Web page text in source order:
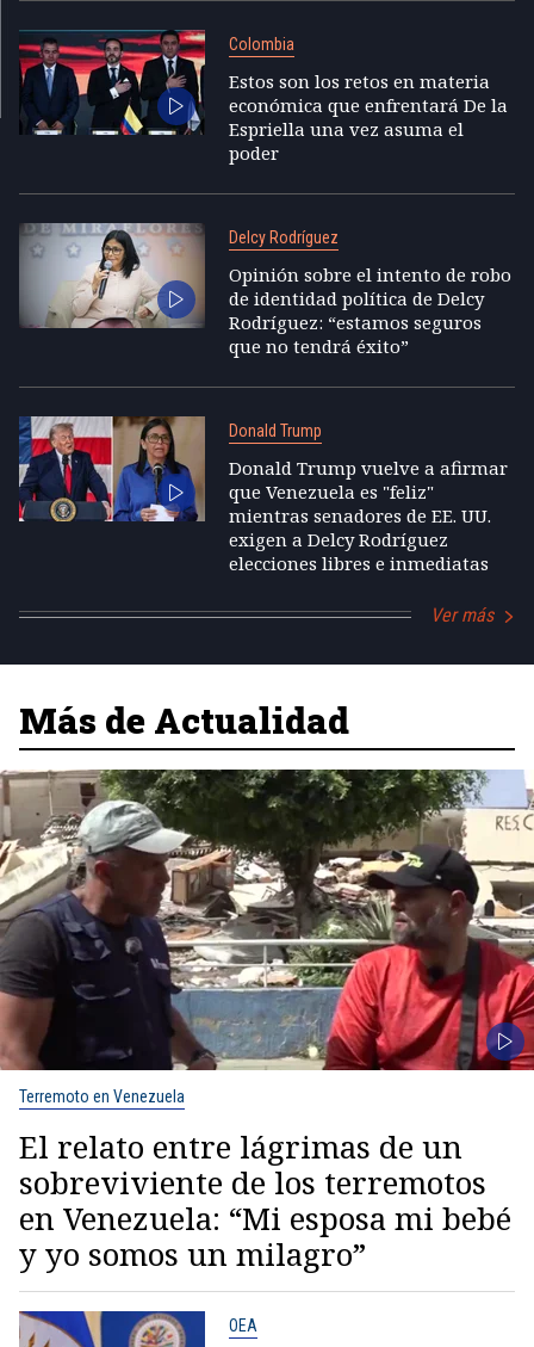
Colombia
Estos son los retos en materia
económica que enfrentará De la
Espriella una vez asuma el
poder
Delcy Rodríguez
Opinión sobre el intento de robo
de identidad política de Delcy
Rodríguez: “estamos seguros
que no tendrá éxito”
Donald Trump
Donald Trump vuelve a afirmar
que Venezuela es "feliz"
mientras senadores de EE. UU.
exigen a Delcy Rodríguez
elecciones libres e inmediatas
Ver más
Más de Actualidad
Terremoto en Venezuela
El relato entre lágrimas de un
sobreviviente de los terremotos
en Venezuela: “Mi esposa mi bebé
y yo somos un milagro”
OEA